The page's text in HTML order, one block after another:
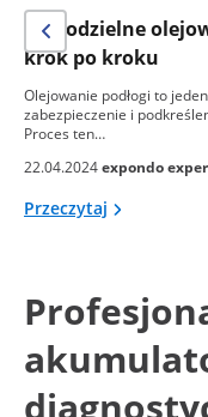
Samodzielne
krok po kroku
Olejowanie podłogi to
zabezpieczenie i
Proces ten…
22.04.2024expondo
Przeczytaj